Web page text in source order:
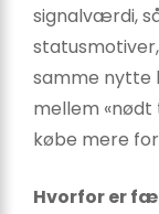
signalværdi,
statusmotiver,
samme nytte
mellem
købe mere
Hvorfor er